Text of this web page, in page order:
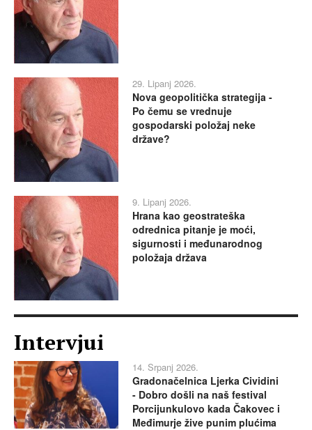
29. Lipanj 2026.
Nova geopolitička strategija -
Po čemu se vrednuje
gospodarski položaj neke
države?
9. Lipanj 2026.
Hrana kao geostrateška
odrednica pitanje je moći,
sigurnosti i međunarodnog
položaja država
Intervjui
14. Srpanj 2026.
Gradonačelnica Ljerka Cividini
- Dobro došli na naš festival
Porcijunkulovo kada Čakovec i
Međimurje žive punim plućima